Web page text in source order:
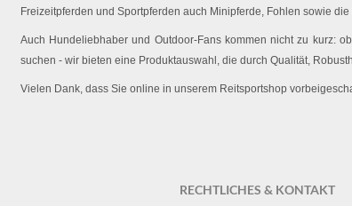
Freizeitpferden und Sportpferden auch Minipferde, Fohlen sowie
Auch Hundeliebhaber und Outdoor-Fans kommen nicht zu kurz:
suchen - wir bieten eine Produktauswahl, die durch Qualität,
Vielen Dank, dass Sie online in unserem Reitsportshop
RECHTLICHES & KONTAKT